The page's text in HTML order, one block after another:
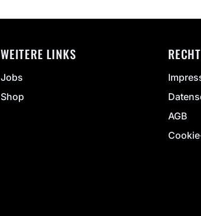
WEITERE LINKS
Jobs
Shop
AGB